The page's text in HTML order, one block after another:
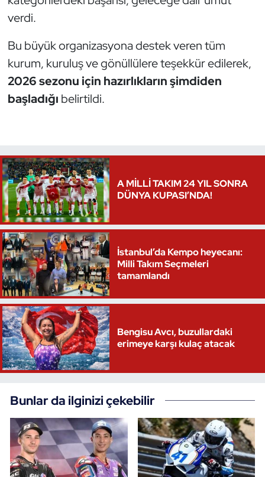
verdi.
Bu büyük organizasyona destek veren tüm
kurum, kuruluş ve gönüllülere teşekkür edilerek,
2026 sezonu için hazırlıkların şimdiden
başladığı belirtildi.
A MİLLİ TAKIM 24 YIL SONRA
DÜNYA KUPASI’NDA!
İstanbul’da Kempo heyecanı:
Milli Takım Seçmeleri
tamamlandı
Bengisu Avcı, buzullardaki
erimeye karşı kulaç atacak
Bunlar da ilginizi çekebilir
Triatlon
Voleybol
Vücut Geliştirme Fitness
Yüzme